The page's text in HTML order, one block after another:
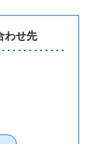
わせ先